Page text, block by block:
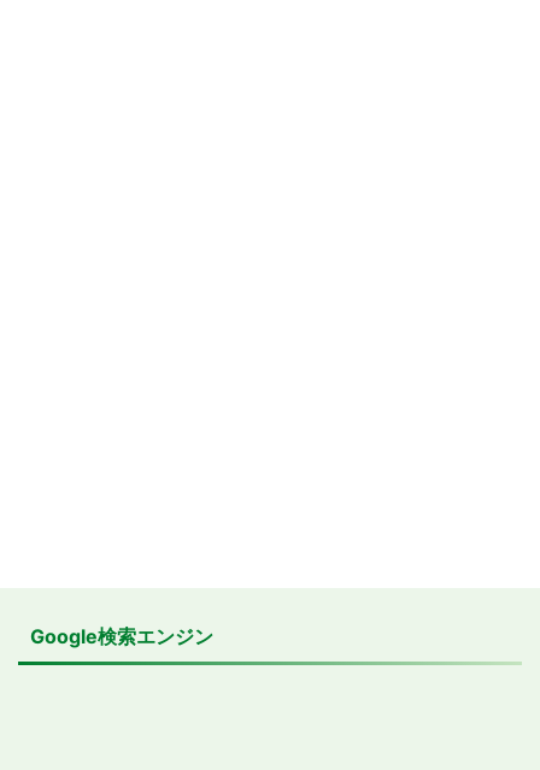
Google検索エンジン